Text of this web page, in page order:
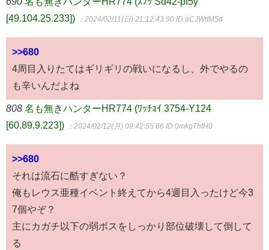
[49.104.25.233])
：2024/02/11(日) 21:12:43.90 ID:aCJWtIM5d
>>680
4周目入りたてはギリギリの戦いになるし、外でやるの
も辛いんだよね
808 名も無きハンターHR774 (ﾜｯﾁｮｲ 3754-Y124
[60.89.9.223])
：2024/02/12(月) 09:42:55.86 ID:0mkgThfH0
>>680
それは流石に酷すぎない？
俺もレウス亜種イベント終えてから4週目入ったけど今3
7個やぞ？
主にカガチ以下の弱ボスをしっかり部位破壊して倒して
る